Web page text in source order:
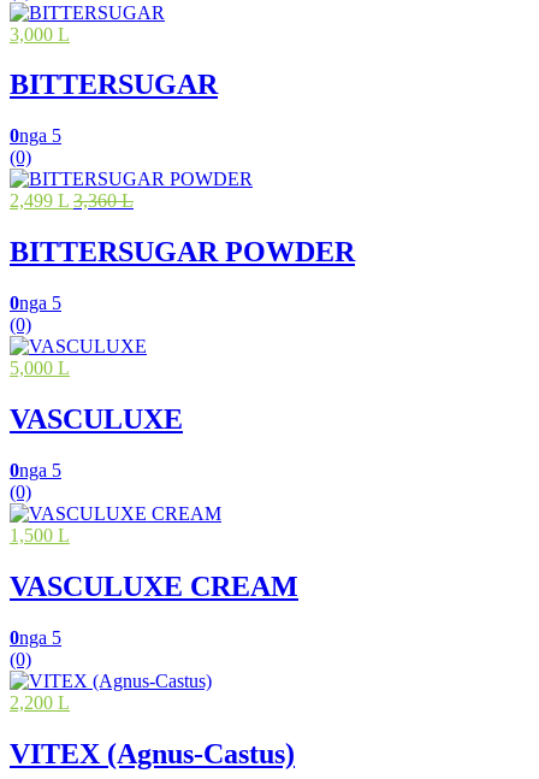
3,000 L
BITTERSUGAR
0nga 5
(0)
2,499 L 3,360 L
BITTERSUGAR POWDER
0nga 5
(0)
5,000 L
VASCULUXE
0nga 5
(0)
1,500 L
VASCULUXE CREAM
0nga 5
(0)
2,200 L
VITEX (Agnus-Castus)